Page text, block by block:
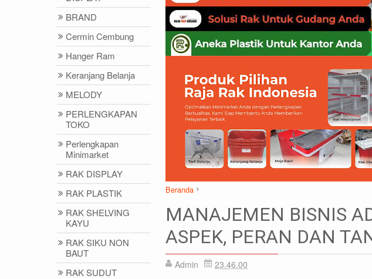
Beranda
Artikel
Manajemen Bisnis MANAJEMEN BISNIS
MANAJEMEN BISNIS
ASPEK, PERAN DAN
Admin 23.46.00
DIDIN - (021)87786434 IDRIS - (021)87786435
BRAND
Cermin Cembung
Hanger Ram
Keranjang Belanja
MELODY
PERLENGKAPAN
TOKO
Perlengkapan
Minimarket
RAK DISPLAY
RAK PLASTIK
RAK SHELVING
KAYU
RAK SIKU NON
BAUT
RAK SUDUT